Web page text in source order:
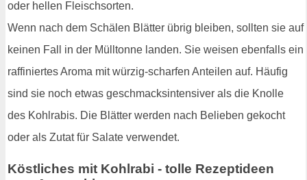
oder hellen Fleischsorten.
Wenn nach dem Schälen Blätter übrig bleiben, sollten sie auf
keinen Fall in der Mülltonne landen. Sie weisen ebenfalls ein
raffiniertes Aroma mit würzig-scharfen Anteilen auf. Häufig
sind sie noch etwas geschmacksintensiver als die Knolle
des Kohlrabis. Die Blätter werden nach Belieben gekocht
oder als Zutat für Salate verwendet.
Köstliches mit Kohlrabi - tolle Rezeptideen